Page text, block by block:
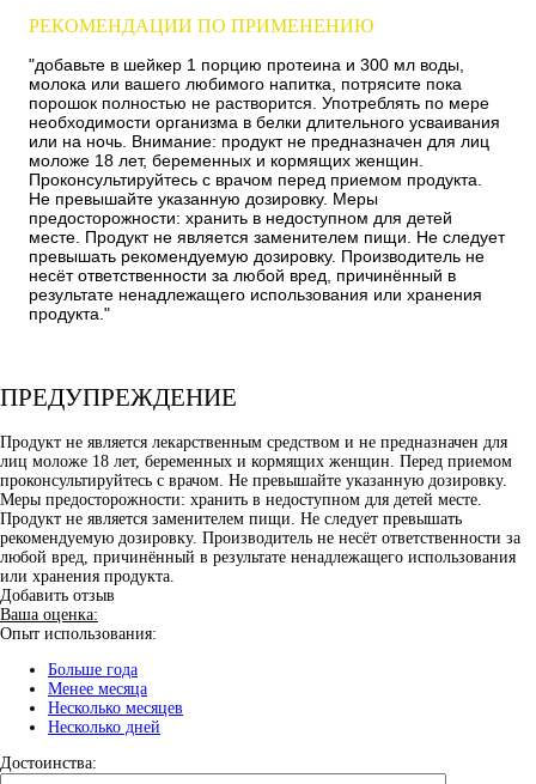
РЕКОМЕНДАЦИИ ПО ПРИМЕНЕНИЮ
"добавьте в шейкер 1 порцию протеина и 300 мл воды,
молока или вашего любимого напитка, потрясите пока
порошок полностью не растворится. Употреблять по мере
необходимости организма в белки длительного усваивания
или на ночь. Внимание: продукт не предназначен для лиц
моложе 18 лет, беременных и кормящих женщин.
Проконсультируйтесь с врачом перед приемом продукта.
Не превышайте указанную дозировку. Меры
предосторожности: хранить в недоступном для детей
месте. Продукт не является заменителем пищи. Не следует
превышать рекомендуемую дозировку. Производитель не
несёт ответственности за любой вред, причинённый в
результате ненадлежащего использования или хранения
продукта."
ПРЕДУПРЕЖДЕНИЕ
Продукт не является лекарственным средством и не предназначен для
лиц моложе 18 лет, беременных и кормящих женщин. Перед приемом
проконсультируйтесь с врачом. Не превышайте указанную дозировку.
Меры предосторожности: хранить в недоступном для детей месте.
Продукт не является заменителем пищи. Не следует превышать
рекомендуемую дозировку. Производитель не несёт ответственности за
любой вред, причинённый в результате ненадлежащего использования
или хранения продукта.
Добавить отзыв
Ваша оценка:
Опыт использования:
Больше года
Менее месяца
Несколько месяцев
Несколько дней
Достоинства: